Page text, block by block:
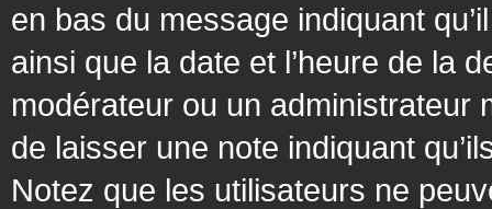
en bas du message indiquant
ainsi que la date et l’heure de la
modérateur ou un administrateur
de laisser une note indiquant
Notez que les utilisateurs ne